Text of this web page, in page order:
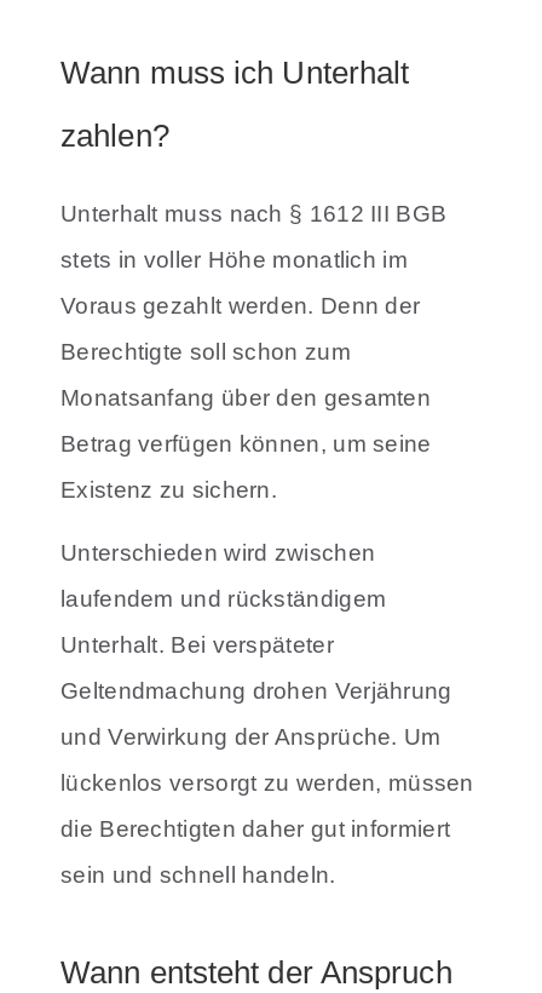
Wann muss ich Unterhalt
zahlen?
Unterhalt muss nach § 1612 III BGB
stets in voller Höhe monatlich im
Voraus gezahlt werden. Denn der
Berechtigte soll schon zum
Monatsanfang über den gesamten
Betrag verfügen können, um seine
Existenz zu sichern.
Unterschieden wird zwischen
laufendem und rückständigem
Unterhalt. Bei verspäteter
Geltendmachung drohen Verjährung
und Verwirkung der Ansprüche. Um
lückenlos versorgt zu werden, müssen
die Berechtigten daher gut informiert
sein und schnell handeln.
Wann entsteht der Anspruch